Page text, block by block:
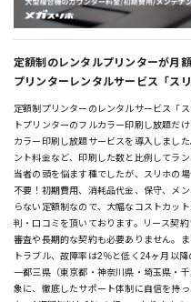
定額制のレンタルプリンターが月
プリンターレンタルサービス「スリ
定額制プリンターのレンタルサービス「
トプリンターのフルカラー印刷し放題だ
カラー印刷し放題サービスを導入しまし
ント料金など、印刷した数と比例してラ
当者の頭を悩ます種でしたが、スリホの
不要！初期費用、消耗品代金、保守、メ
らない定額制なので、大幅なコストカッ
判・口コミを頂いております。リース契
審査や長期的な契約も必要ありません。
トラブル、故障率は2％と低く24ヶ月以
一都三県（東京都・神奈川県・埼玉県・
象に、徹底したサポート体制に自信を持